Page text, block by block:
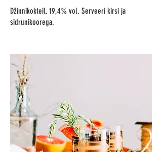
Džinnikokteil, 19,4% vol. Serveeri kirsi ja
sidrunikoorega.